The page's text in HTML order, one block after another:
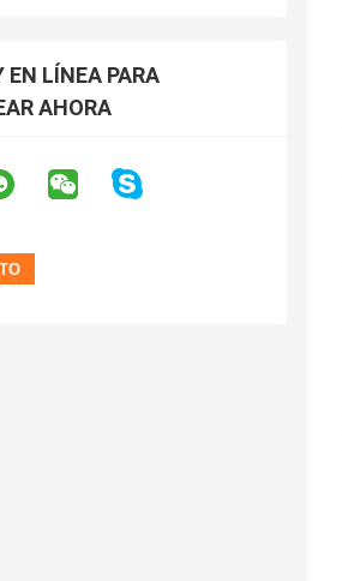
EN LÍNEA PARA
AHORA